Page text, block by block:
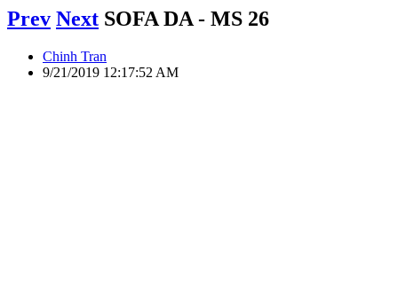
Prev Next SOFA DA - MS 26
Chinh Tran
9/21/2019 12:17:52 AM